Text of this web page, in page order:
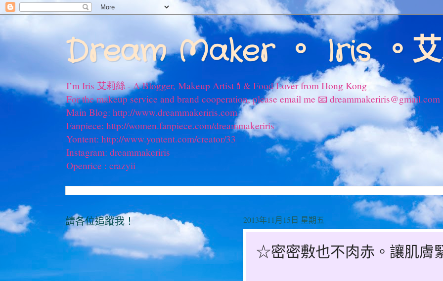
Dream Maker 。 Iris 。
I’m Iris 艾莉絲 - A Blogger, Makeup Artist💄& Food Lover from Hong Kong
For the makeup service and brand cooperation, please email me 📧 dreammakeriris@gmail.com
Main Blog: http://www.dreammakeriris.com
Fanpiece: http://women.fanpiece.com/dreammakeriris
Yontent: http://www.yontent.com/creator/33
Instagram: dreammakeriris
Openrice : crazyii
2013年11月15日 星期五
☆密密敷也不肉赤。讓肌膚
請各位追蹤我！